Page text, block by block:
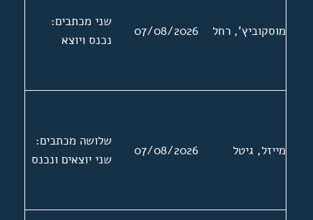
היידיש בא"י. שני
סיוע בהוצאת ספר
שירה
מוסקוביץ', רחל 07/08/2026
שני מכתבים:
נכנס ויוצא
מייזל, גיטל 07/08/2026
שלושה מכתבים:
שני יוצאים ונכנס